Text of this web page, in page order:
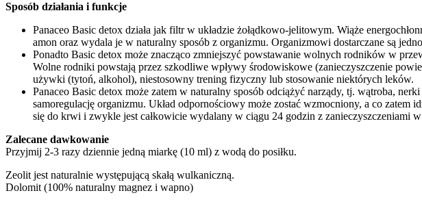
Sposób działania i funkcje
Panaceo Basic detox działa jak filtr w układzie żołądkowo-jelitowym. Wiąże
amon oraz wydala je w naturalny sposób z organizmu. Organizmowi dostarczane są
Ponadto Basic detox może znacząco zmniejszyć powstawanie wolnych rodników w
Wolne rodniki powstają przez szkodliwe wpływy środowiskowe (zanieczyszczenie
używki (tytoń, alkohol), niestosowny trening fizyczny lub stosowanie niektórych leków.
Panaceo Basic detox może zatem w naturalny sposób odciążyć narządy, tj. wątroba,
samoregulację organizmu. Układ odpornościowy może zostać wzmocniony, a co zatem
się do krwi i zwykle jest całkowicie wydalany w ciągu 24 godzin z zanieczyszczeniami
Zalecane dawkowanie
Przyjmij 2-3 razy dziennie jedną miarkę (10 ml) z wodą do posiłku.
Zeolit ​​jest naturalnie występującą skałą wulkaniczną.
Dolomit (100% naturalny magnez i wapno)